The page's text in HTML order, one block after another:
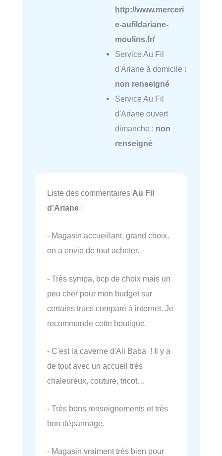
http://www.merceri
e-aufildariane-
moulins.fr/
Service Au Fil
d'Ariane à domicile :
non renseigné
Service Au Fil
d'Ariane ouvert
dimanche : non
renseigné
Liste des commentaires Au Fil
d'Ariane :
- Magasin accueillant, grand choix,
on a envie de tout acheter.
- Très sympa, bcp de choix mais un
peu cher pour mon budget sur
certains trucs comparé à internet. Je
recommande cette boutique.
- C'est la caverne d'Ali Baba ! Il y a
de tout avec un accueil très
chaleureux, couture, tricot…
- Très bons renseignements et très
bon dépannage.
- Magasin vraiment très bien pour